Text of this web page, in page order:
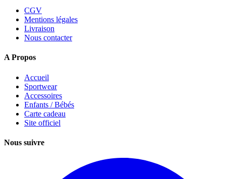
CGV
Mentions légales
Livraison
Nous contacter
A Propos
Accueil
Sportwear
Accessoires
Enfants / Bébés
Carte cadeau
Site officiel
Nous suivre